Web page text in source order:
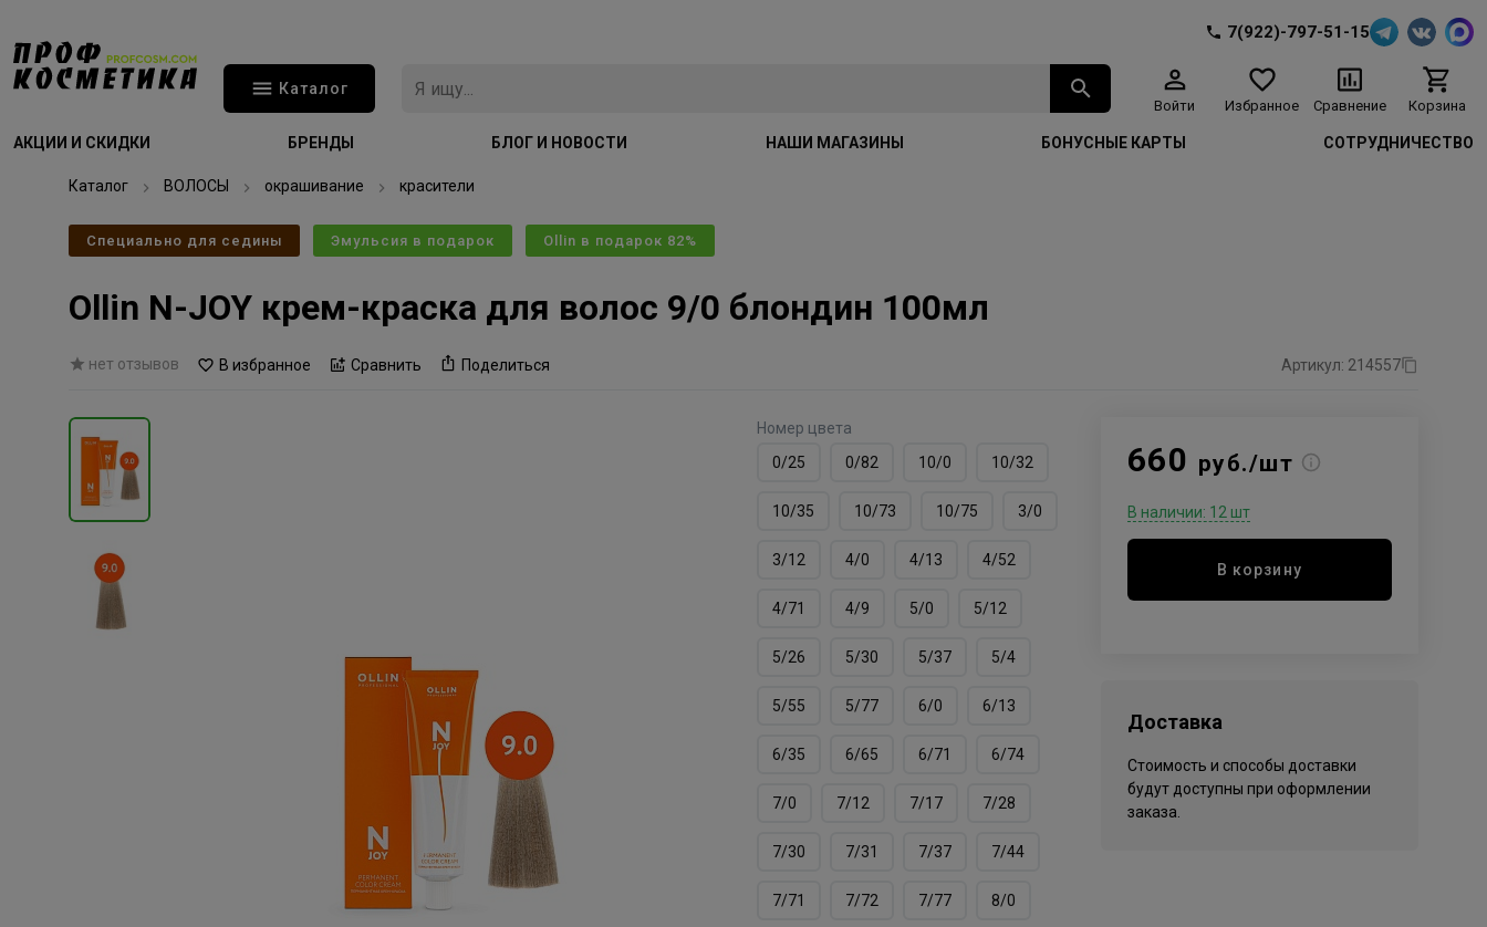
7(922)-797-51-15
Каталог
Войти Избранное Сравнение Корзина
АКЦИИ И СКИДКИ БРЕНДЫ БЛОГ И НОВОСТИ НАШИ МАГАЗИНЫ БОНУСНЫЕ КАРТЫ СОТРУДНИЧЕСТВО
Каталог ВОЛОСЫ окрашивание красители
Специально для седины Эмульсия в подарок Ollin в подарок 82%
Ollin N-JOY крем-краска для волос 9/0 блондин 100мл
нет отзывов В избранное Сравнить Поделиться Артикул: 214557
Номер цвета
0/25
0/82 10/0 10/32
10/35 10/73 10/75 3/0
3/12 4/0 4/13 4/52
4/71 4/9 5/0 5/12
5/26 5/30 5/37 5/4
5/55 5/77 6/0 6/13
6/35 6/65 6/71 6/74
7/0 7/12 7/17 7/28
7/30 7/31 7/37 7/44
7/71 7/72 7/77 8/0
660 руб./шт
В наличии: 12 шт
В корзину
Доставка
Стоимость и способы доставки
будут доступны при оформлении
заказа.